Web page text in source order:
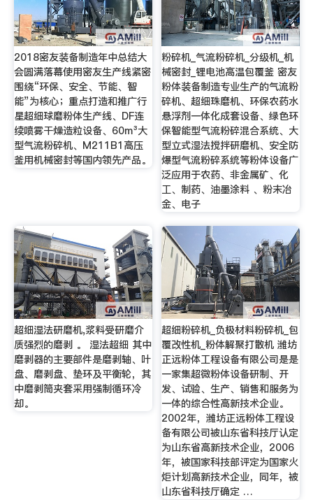
2018密友装备制造年中总结大
会圆满落幕使用密友生产线紧密
围绕“环保、安全、节能、智
能”为核心；重点打造和推广行
星超细球磨粉体生产线、DF连
续喷雾干燥造粒设备、60m³大
型气流粉碎机、M211B1高压
釜用机械密封等国内领先产品。
粉碎机_气流粉碎机_分级机_机
械密封_锂电池高温包覆釜 密友
粉体装备制造专业生产的气流粉
碎机、超细珠磨机、环保农药水
悬浮剂一体化成套设备、绿色环
保智能型气流粉碎混合系统、大
型立式湿法搅拌研磨机、安全防
爆型气流粉碎系统等粉体设备广
泛应用于农药、非金属矿、化
工、制药、油墨涂料 、粉末冶
金、电子
超细湿法研磨机,浆料受研磨介
质强烈的磨剥 。 湿法超细 其中
磨剥器的主要部件是磨剥轴、叶
盘、磨剥盘、垫环及平衡轮，其
中磨剥筒夹套采用强制循环冷
却。
超细粉碎机_负极材料粉碎机_包
覆改性机_粉体解聚打散机 潍坊
正远粉体工程设备有限公司是是
一家集超微粉体设备研制、开
发、试验、生产、销售和服务为
一体的综合性高新技术企业。
2002年，潍坊正远粉体工程设
备有限公司被山东省科技厅认定
为山东省高新技术企业，2006
年，被国家科技部评定为国家火
炬计划高新技术企业，同年，被
山东省科技厅确定 …